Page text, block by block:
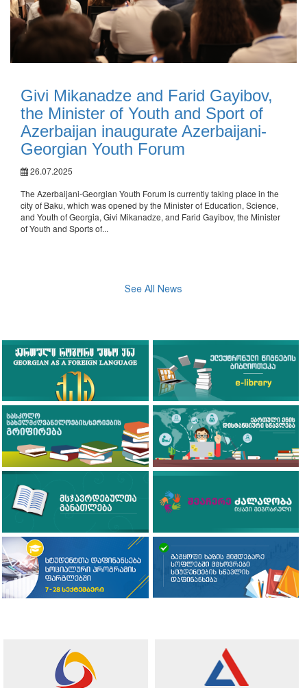
Givi Mikanadze and Farid Gayibov,
the Minister of Youth and Sport of
Azerbaijan inaugurate Azerbaijani-
Georgian Youth Forum
26.07.2025
The Azerbaijani-Georgian Youth Forum is currently taking place in the
city of Baku, which was opened by the Minister of Education, Science,
and Youth of Georgia, Givi Mikanadze, and Farid Gayibov, the Minister
of Youth and Sports of...
See All News